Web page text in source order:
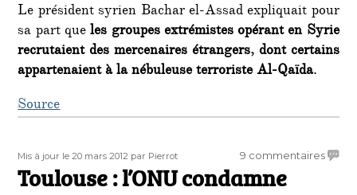
Le président syrien Bachar el-Assad expliquait pour
sa part queles groupes extrémistes opérant en Syrie
recrutaient des mercenaires étrangers, dont certains
appartenaient à la nébuleuse terroriste Al-Qaïda.
Source
Publié
le
Mis à jour le 20 mars 2012 Auteur
par Pierrot 9 commentairessur
Toulouse : l’ONU condamne